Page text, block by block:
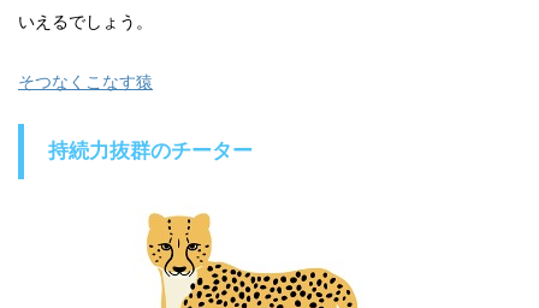
いえるでしょう。
そつなくこなす猿
持続力抜群のチーター